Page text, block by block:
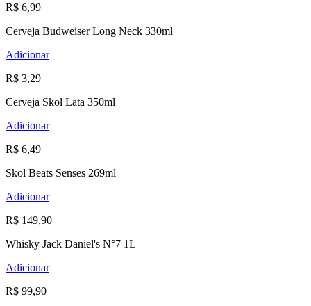
R$ 6,99
Cerveja Budweiser Long Neck 330ml
Adicionar
R$ 3,29
Cerveja Skol Lata 350ml
Adicionar
R$ 6,49
Skol Beats Senses 269ml
Adicionar
R$ 149,90
Whisky Jack Daniel's N°7 1L
Adicionar
R$ 99,90